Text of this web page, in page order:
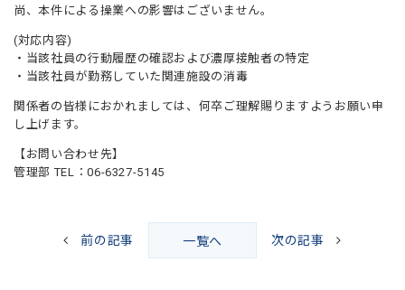
尚、本件による操業への影響はございません。
(対応内容)
・当該社員の行動履歴の確認および濃厚接触者の特定
・当該社員が勤務していた関連施設の消毒
関係者の皆様におかれましては、何卒ご理解賜りますようお願い申
し上げます。
【お問い合わせ先】
管理部 TEL：06-6327-5145
前の記事 一覧へ 次の記事